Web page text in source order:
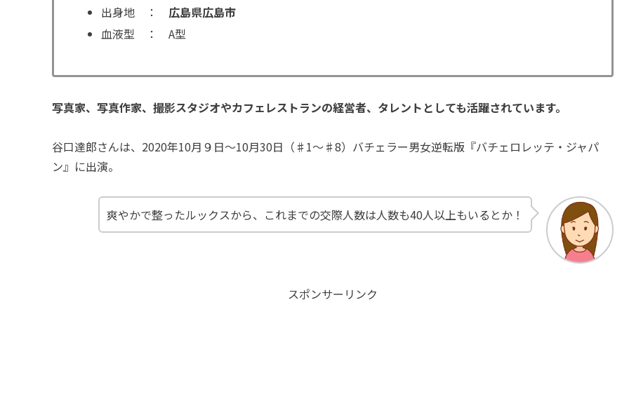
出身地 ： 広島県広島市
血液型 ： A型
写真家、写真作家、撮影スタジオやカフェレストランの経営者、タレントとしても活躍されています。
谷口達郎さんは、2020年10月９日〜10月30日（♯1〜♯8）バチェラー男女逆転版『バチェロレッテ・ジャパ
ン』に出演。
爽やかで整ったルックスから、これまでの交際人数は人数も40人以上もいるとか！
スポンサーリンク